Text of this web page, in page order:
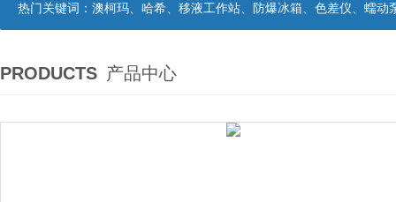
热门关键词： 澳柯玛、哈希、移液工作站、防爆冰箱、色差仪、蠕动
PRODUCTS 产品中心